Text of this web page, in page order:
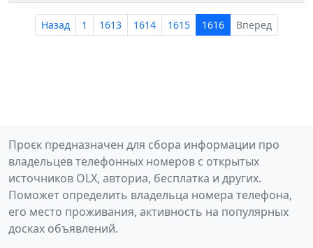
Назад 1 1613 1614 1615 1616 Вперед
Проєк предназначен для сбора информации про
владельцев телефонных номеров с открытых
источников OLX, авториа, бесплатка и других.
Поможет определить владельца номера телефона,
его место проживания, активность на популярных
досках объявлений.